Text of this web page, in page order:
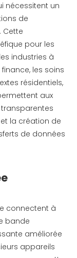
nécessitent un
de
Cette
pour les
industries à
les soins
résidentiels,
aux
la création de
de données
connectent à
bande
améliorée
appareils